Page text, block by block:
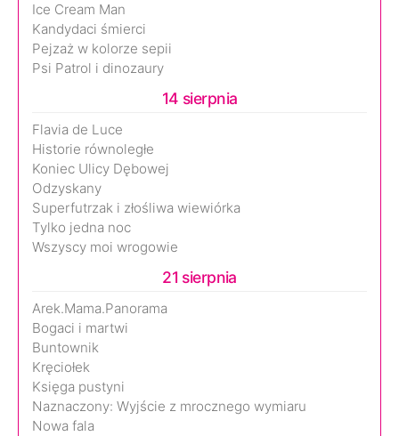
Ice Cream Man
Kandydaci śmierci
Pejzaż w kolorze sepii
Psi Patrol i dinozaury
14 sierpnia
Flavia de Luce
Historie równoległe
Koniec Ulicy Dębowej
Odzyskany
Superfutrzak i złośliwa wiewiórka
Tylko jedna noc
Wszyscy moi wrogowie
21 sierpnia
Arek.Mama.Panorama
Bogaci i martwi
Buntownik
Kręciołek
Księga pustyni
Naznaczony: Wyjście z mrocznego wymiaru
Nowa fala